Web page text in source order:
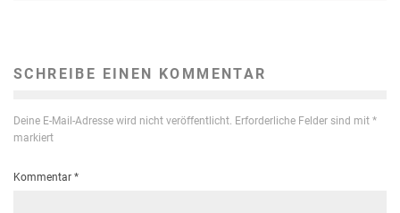
SCHREIBE EINEN KOMMENTAR
Deine E-Mail-Adresse wird nicht veröffentlicht. Erforderliche Felder sind mit *
markiert
Kommentar *